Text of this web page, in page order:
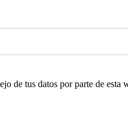
de tus datos por parte de esta